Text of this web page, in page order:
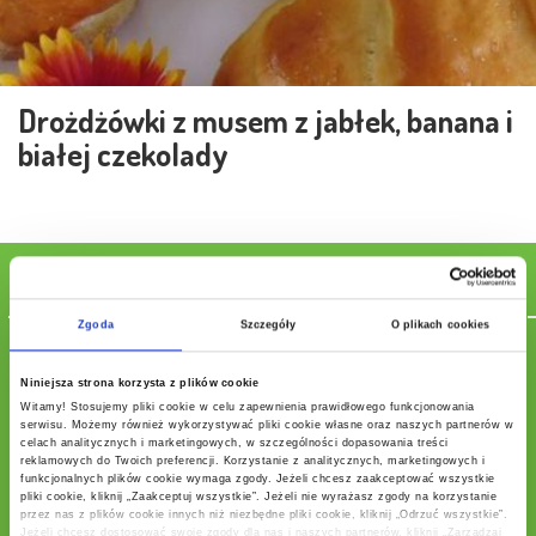
Zgoda Szczegóły O plikach cookies
Niniejsza strona korzysta z plików cookie
Witamy! Stosujemy pliki cookie w celu zapewnienia prawidłowego funkcjonowania
serwisu. Możemy również wykorzystywać pliki cookie własne oraz naszych partnerów w
celach analitycznych i marketingowych, w szczególności dopasowania treści
reklamowych do Twoich preferencji. Korzystanie z analitycznych, marketingowych i
funkcjonalnych plików cookie wymaga zgody. Jeżeli chcesz zaakceptować wszystkie
pliki cookie, kliknij „Zaakceptuj wszystkie”. Jeżeli nie wyrażasz zgody na korzystanie
przez nas z plików cookie innych niż niezbędne pliki cookie, kliknij „Odrzuć wszystkie”.
Jeżeli chcesz dostosować swoje zgody dla nas i naszych partnerów, kliknij „Zarządzaj
Drożdżówki z musem z jabłek, banana i
białej czekolady
1 szklanka gęsty jogurt naturalny
4 łyżki cukier
1 opak. cukier waniliowy
2 szt. żółtko
30 g świeże drożdże
800 g jabłka
1 szt. dojrzały banan